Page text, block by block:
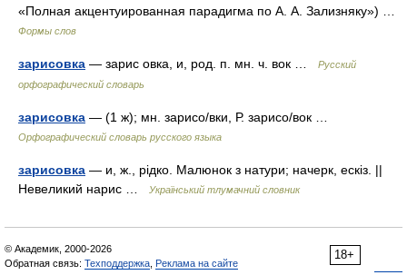
«Полная акцентуированная парадигма по А. А. Зализняку») …
Формы слов
зарисовка — зарис овка, и, род. п. мн. ч. вок …
Русский
орфографический словарь
зарисовка — (1 ж); мн. зарисо/вки, Р. зарисо/вок …
Орфографический словарь русского языка
зарисовка — и, ж., рідко. Малюнок з натури; начерк, ескіз. ||
Невеликий нарис …
Український тлумачний словник
18+
© Академик, 2000-2026
Обратная связь: Техподдержка Реклама на сайте